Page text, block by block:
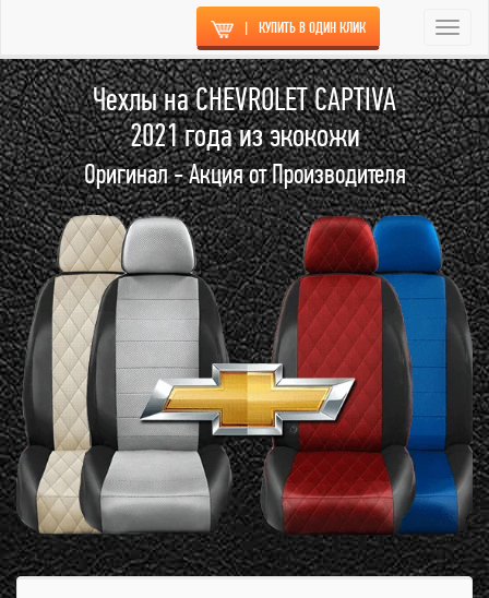
| КУПИТЬ В ОДИН КЛИК
Чехлы на CHEVROLET CAPTIVA
2021 года из экокожи
Оригинал - Акция от Производителя